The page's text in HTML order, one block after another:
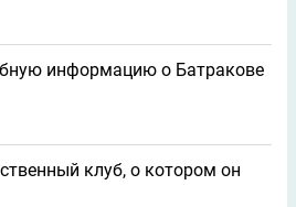
информацию о Батракове
клуб, о котором он